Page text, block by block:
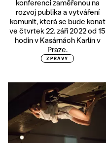
konferenci zaměřenou na
rozvoj publika a vytváření
komunit, která se bude konat
ve čtvrtek 22. září 2022 od 15
hodin v Kasárnách Karlín v
Praze.
ZPRÁVY